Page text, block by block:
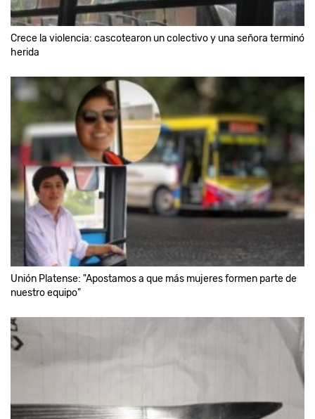
Crece la violencia: cascotearon un colectivo y una señora terminó
herida
Unión Platense: "Apostamos a que más mujeres formen parte de
nuestro equipo"